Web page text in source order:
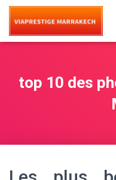
top 10 des